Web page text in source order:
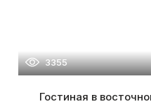
3355
Гостиная в